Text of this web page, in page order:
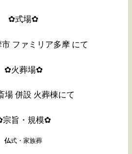
✿式場✿
ファミリア多摩 にて
✿火葬場✿
場 併設 火葬棟にて
旨・規模✿
仏式・家族葬